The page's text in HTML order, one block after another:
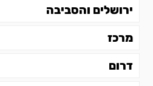
ירושלים והסביבה
מרכז
דרום